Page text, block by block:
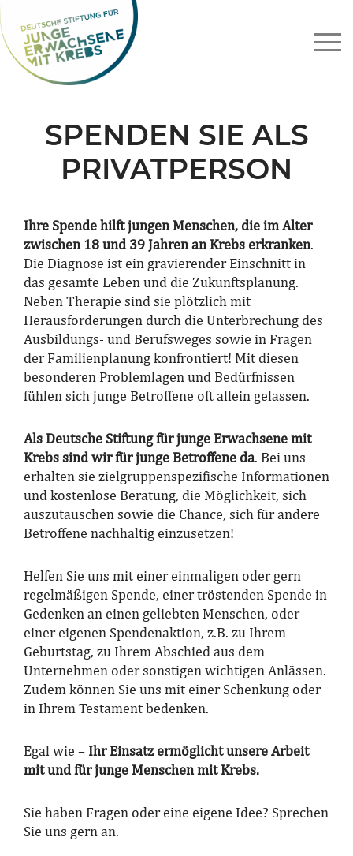
Zum
Inhalt
springen
SPENDEN SIE ALS
PRIVATPERSON
Ihre Spende hilft jungen Menschen, die im Alter
zwischen 18 und 39 Jahren an Krebs erkranken.
Die Diagnose ist ein gravierender Einschnitt in
das gesamte Leben und die Zukunftsplanung.
Neben Therapie sind sie plötzlich mit
Herausforderungen durch die Unterbrechung des
Ausbildungs- und Berufsweges sowie in Fragen
der Familienplanung konfrontiert! Mit diesen
besonderen Problemlagen und Bedürfnissen
fühlen sich junge Betroffene oft allein gelassen.
Als Deutsche Stiftung für junge Erwachsene mit
Krebs sind wir für junge Betroffene da. Bei uns
erhalten sie zielgruppenspezifische Informationen
und kostenlose Beratung, die Möglichkeit, sich
auszutauschen sowie die Chance, sich für andere
Betroffene nachhaltig einzusetzen!
Helfen Sie uns mit einer einmaligen oder gern
regelmäßigen Spende, einer tröstenden Spende in
Gedenken an einen geliebten Menschen, oder
einer eigenen Spendenaktion, z.B. zu Ihrem
Geburtstag, zu Ihrem Abschied aus dem
Unternehmen oder sonstigen wichtigen Anlässen.
Zudem können Sie uns mit einer Schenkung oder
in Ihrem Testament bedenken.
Egal wie – Ihr Einsatz ermöglicht unsere Arbeit
mit und für junge Menschen mit Krebs.
Sie haben Fragen oder eine eigene Idee? Sprechen
Sie uns gern an.